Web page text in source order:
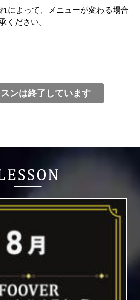
によって、メニューが変わる場合
ください。
ンは終了しています